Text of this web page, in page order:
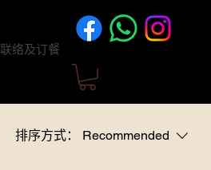
联络及订餐
排序方式： Recommended